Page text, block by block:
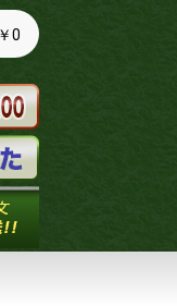
￥0